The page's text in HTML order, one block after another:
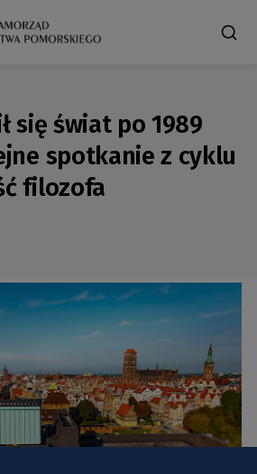
się świat po 1989
spotkanie z cyklu
filozofa